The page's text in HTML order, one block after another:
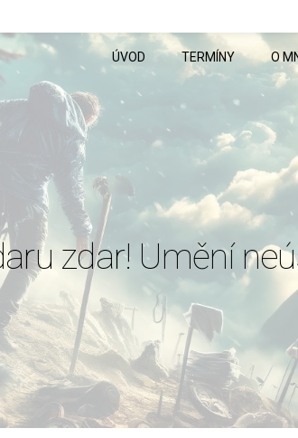
ÚVOD TERMÍNY O
zdar! Umění